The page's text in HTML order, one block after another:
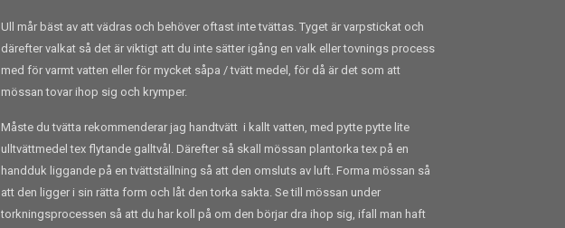
Ull mår bäst av att vädras och behöver oftast inte tvättas. Tyget är varpstickat och
därefter valkat så det är viktigt att du inte sätter igång en valk eller tovnings process
med för varmt vatten eller för mycket såpa / tvätt medel, för då är det som att
mössan tovar ihop sig och krymper.
Måste du tvätta rekommenderar jag handtvätt i kallt vatten, med pytte pytte lite
ulltvättmedel tex flytande galltvål. Därefter så skall mössan plantorka tex på en
handduk liggande på en tvättställning så att den omsluts av luft. Forma mössan så
att den ligger i sin rätta form och låt den torka sakta. Se till mössan under
torkningsprocessen så att du har koll på om den börjar dra ihop sig, ifall man haft